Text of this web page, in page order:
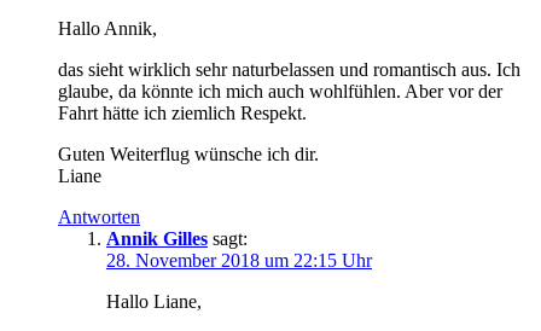
Hallo Annik,
das sieht wirklich sehr naturbelassen und romantisch aus. Ich
glaube, da könnte ich mich auch wohlfühlen. Aber vor der
Fahrt hätte ich ziemlich Respekt.
Guten Weiterflug wünsche ich dir.
Liane
Antworten
Annik Gilles sagt:
28. November 2018 um 22:15 Uhr
Hallo Liane,